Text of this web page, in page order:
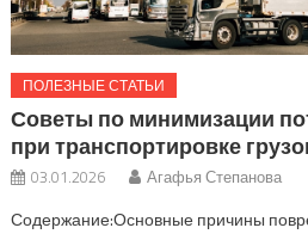
ПОЛЕЗНЫЕ СТАТЬИ
Советы по минимизации
при транспортировке
03.01.2026 Агафья Степанова
Содержание:Основные причины